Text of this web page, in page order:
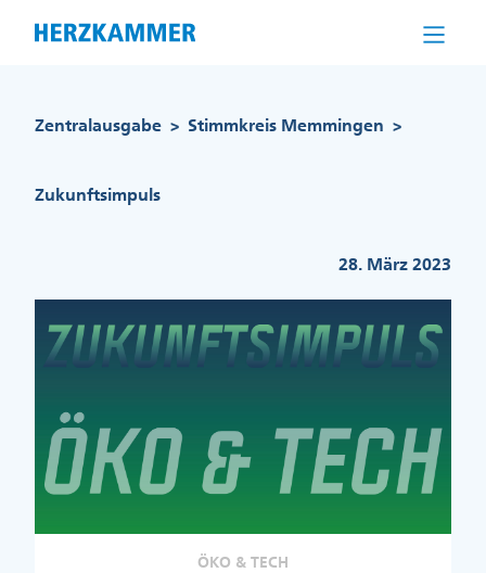
Zentralausgabe > Stimmkreis Memmingen >
Zukunftsimpuls
28. März 2023
ÖKO & TECH